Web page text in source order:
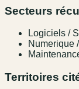
Secteurs
Logiciels /
Numerique
Territoires